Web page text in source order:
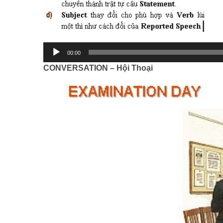
00:00
CONVERSATION – Hội Thoại